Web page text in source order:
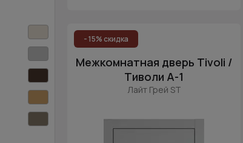
- 15% скидка
Межкомнатная дверь Tivoli /
Тиволи А-1
Лайт Грей ST